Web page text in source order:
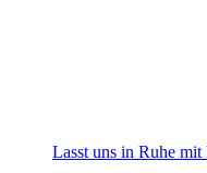
Lasst uns in Ruhe